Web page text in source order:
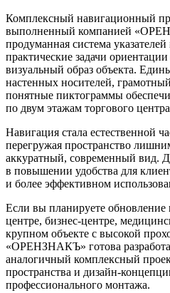
Комплексный навигационный
выполненный компанией
продуманная система
практические задачи
визуальный образ объекта.
настенных носителей,
понятные пиктограммы
по двум этажам торгового
Навигация стала естественной
перегружая пространство
аккуратный, современный вид.
в повышении удобства для
и более эффективном
Если вы планируете обновление
центре, бизнес‑центре,
крупном объекте с высокой
«ОРЕНЗНАКЪ» готова
аналогичный комплексный
пространства и
профессионального монтажа.